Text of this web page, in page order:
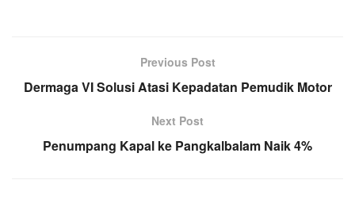
Previous Post
Dermaga VI Solusi Atasi Kepadatan Pemudik Motor
Next Post
Penumpang Kapal ke Pangkalbalam Naik 4%